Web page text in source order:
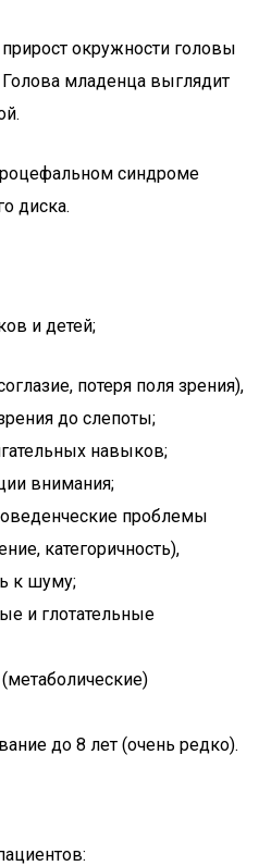
окружности головы
младенца выглядит
синдроме
диска.
и детей;
потеря поля зрения),
до слепоты;
навыков;
внимания;
проблемы
категоричность),
к шуму;
и глотательные
до 8 лет (очень редко).